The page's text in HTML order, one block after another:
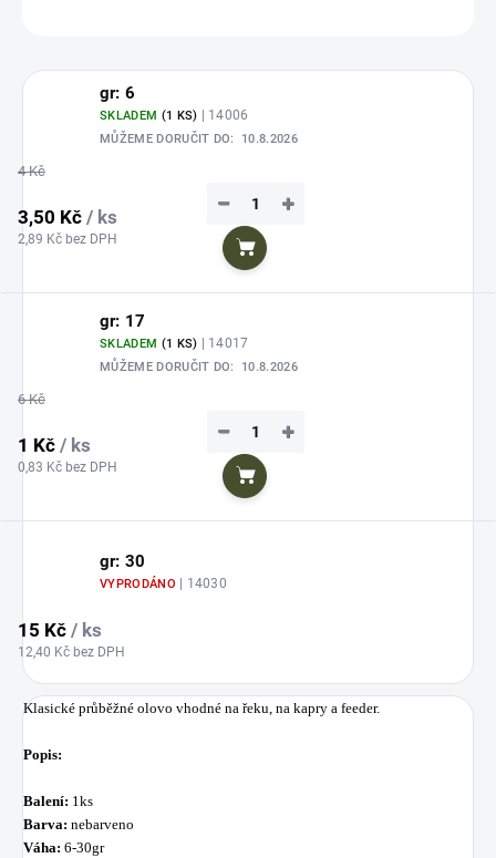
gr: 6
SKLADEM (1 KS) | 14006
MŮŽEME DORUČIT DO: 10.8.2026
4 Kč
3,50 Kč / ks
2,89 Kč bez DPH
+
−
Do košíku
gr: 17
SKLADEM (1 KS) | 14017
MŮŽEME DORUČIT DO: 10.8.2026
6 Kč
1 Kč / ks
0,83 Kč bez DPH
+
−
Do košíku
gr: 30
VYPRODÁNO | 14030
15 Kč / ks
12,40 Kč bez DPH
Klasické průběžné olovo vhodné na řeku, na kapry a feeder.
Popis:
Balení: 1ks
Barva: nebarveno
Váha: 6-30gr